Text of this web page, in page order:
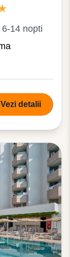
14 nopti
Vezi detalii